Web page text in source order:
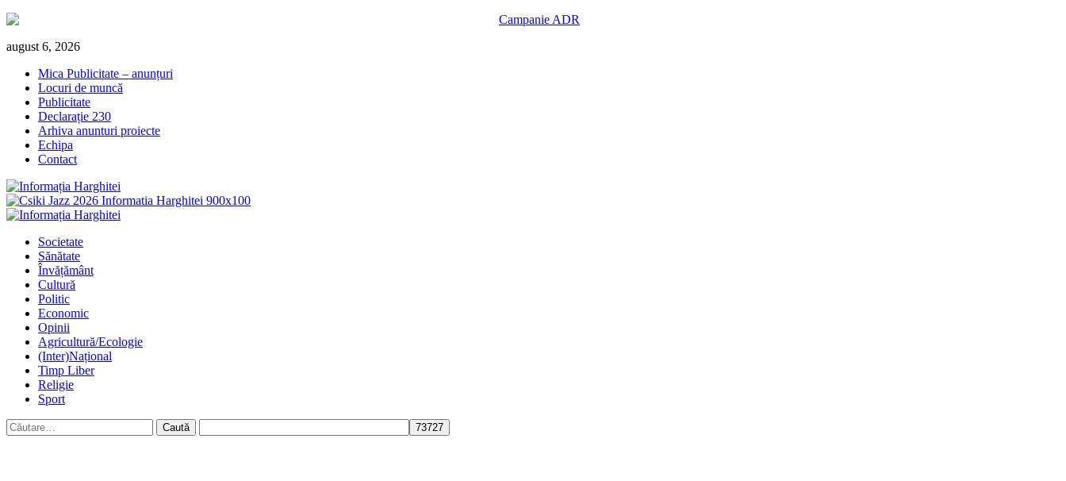
Skip
content
august 6, 2026
Mica Publicitate – anunțuri
Locuri de muncă
Publicitate
Declarație 230
Arhiva anunturi proiecte
Echipa
Contact
Primary
Societate
Sănătate
Învățământ
Cultură
Politic
Economic
Opinii
Agricultură/Ecologie
(Inter)Național
Timp Liber
Religie
Sport
Caută
după: